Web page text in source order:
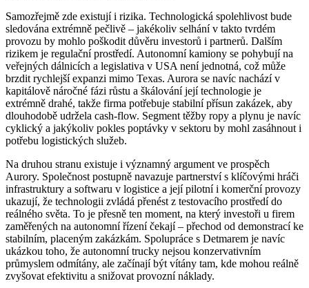
Samozřejmě zde existují i rizika. Technologická spolehlivost bude
sledována extrémně pečlivě – jakékoliv selhání v takto tvrdém
provozu by mohlo poškodit důvěru investorů i partnerů. Dalším
rizikem je regulační prostředí. Autonomní kamiony se pohybují na
veřejných dálnicích a legislativa v USA není jednotná, což může
brzdit rychlejší expanzi mimo Texas. Aurora se navíc nachází v
kapitálově náročné fázi růstu a škálování její technologie je
extrémně drahé, takže firma potřebuje stabilní přísun zakázek, aby
dlouhodobě udržela cash-flow. Segment těžby ropy a plynu je navíc
cyklický a jakýkoliv pokles poptávky v sektoru by mohl zasáhnout i
potřebu logistických služeb.
Na druhou stranu existuje i významný argument ve prospěch
Aurory. Společnost postupně navazuje partnerství s klíčovými hráči
infrastruktury a softwaru v logistice a její pilotní i komerční provozy
ukazují, že technologii zvládá přenést z testovacího prostředí do
reálného světa. To je přesně ten moment, na který investoři u firem
zaměřených na autonomní řízení čekají – přechod od demonstrací ke
stabilním, placeným zakázkám. Spolupráce s Detmarem je navíc
ukázkou toho, že autonomní trucky nejsou konzervativním
průmyslem odmítány, ale začínají být vítány tam, kde mohou reálně
zvyšovat efektivitu a snižovat provozní náklady.